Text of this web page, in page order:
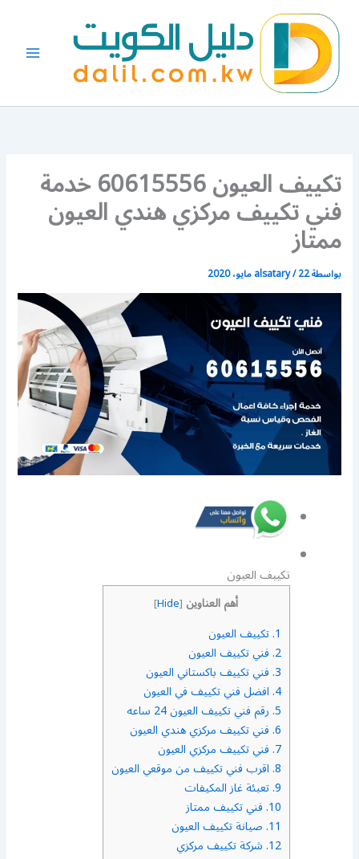
المحتوى
تكييف العيون 60615556 خدمة
فني تكييف مركزي هندي العيون
ممتاز
بواسطة alsatary/22 مايو، 2020
تكييف العيون
أهم العناوين [
Hide
]
1. تكييف العيون
2. فني تكييف العيون
3. فني تكييف باكستاني العيون
4. افضل فني تكييف في العيون
5. رقم فني تكييف العيون 24 ساعه
6. فني تكييف مركزي هندي العيون
7. فني تكييف مركزي العيون
8. اقرب فني تكييف من موقعي العيون
9. تعبئة غاز المكيفات
10. فني تكييف ممتاز
11. صيانة تكييف العيون
12. شركة تكييف مركزي